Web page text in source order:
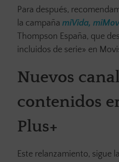
Para después,
la campaña miVida,
Thompson España, que
incluidos de serie» en
Nuevos
contenidos
Plus+
Este relanzamiento, sigue